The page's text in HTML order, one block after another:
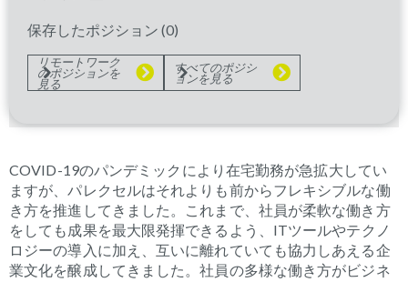
保存したポジション (0)
リモートワーク
のポジションを
見る
すべてのポジシ
ョンを見る
また生産的な仕事環境を育む」というパレクセルが
目指すものと一致します。
COVID-19のパンデミックにより在宅勤務が急拡大してい
ますが、パレクセルはそれよりも前からフレキシブルな働
き方を推進してきました。これまで、社員が柔軟な働き方
をしても成果を最大限発揮できるよう、 ITツールやテクノ
ロジーの導入に加え、互いに離れていても協力しあえる企
業文化を醸成してきました。社員の多様な働き方がビジネ